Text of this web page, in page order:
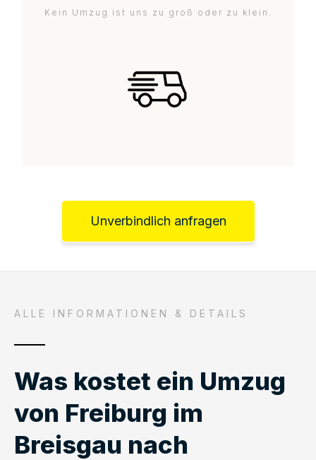
Kein Umzug ist uns zu groß oder zu klein.
Unverbindlich anfragen
ALLE INFORMATIONEN & DETAILS
Was kostet ein Umzug
von Freiburg im
Breisgau nach